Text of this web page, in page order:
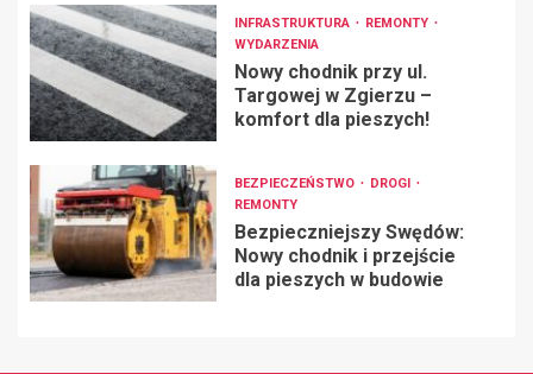
INFRASTRUKTURA
REMONTY
WYDARZENIA
Nowy chodnik przy ul.
Targowej w Zgierzu –
komfort dla pieszych!
BEZPIECZEŃSTWO
DROGI
REMONTY
Bezpieczniejszy Swędów:
Nowy chodnik i przejście
dla pieszych w budowie